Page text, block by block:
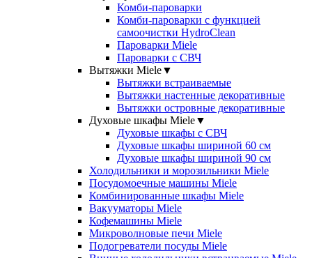
Комби-пароварки
Комби-пароварки с функцией
самоочистки HydroClean
Пароварки Miele
Пароварки с СВЧ
Вытяжки Miele▼
Вытяжки встраиваемые
Вытяжки настенные декоративные
Вытяжки островные декоративные
Духовые шкафы Miele▼
Духовые шкафы с СВЧ
Духовые шкафы шириной 60 см
Духовые шкафы шириной 90 см
Холодильники и морозильники Miele
Посудомоечные машины Miele
Комбинированные шкафы Miele
Вакууматоры Miele
Кофемашины Miele
Микроволновые печи Miele
Подогреватели посуды Miele